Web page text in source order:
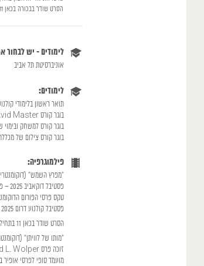
הסרט שודר בבכורה בכאן 11 בתחילת 2026 והוא זמין לצפייה בכאן בוקס וביוטיוב של כאן 11.
לימודים - יש
אוניברסיטת תל אביב
לימודים:
תואר ראשון בלימודי
בוגר קורס Avid Master בבית הספר למקצועות העריכה Jump Cut (2022)
בוגר קורס למשחק ובימוי
בוגר קורס צילום של מכללת
פילמוגרפיה:
"מפרץ השמש" (דוקומנטרי, 70 דקות, מאי
פסטיבל דוקאביב 2025 – פרס סרט הביכורים.
טקס פרסי הפורום הדוקומנטרי 2025 – פרס סרט הביכורים ופרס
פסטיבל קולנוע דרום 2025 - ציון לשבח.
הסרט שודר בכאן 11 בתחילת 2026 והוא זמין לצפייה בכאן בוקס וביוטיוב של כאן 11.
"מותו של לוויתן" (דוקומנטרי, 15 דקות, מאי
זוכה פרס David L. Wolper עבור סרט הסטודנטים הטוב ביותר של טקס פרסי ה- IDA (דצמבר 2022)
מועמד סופי לפרסי אופיר